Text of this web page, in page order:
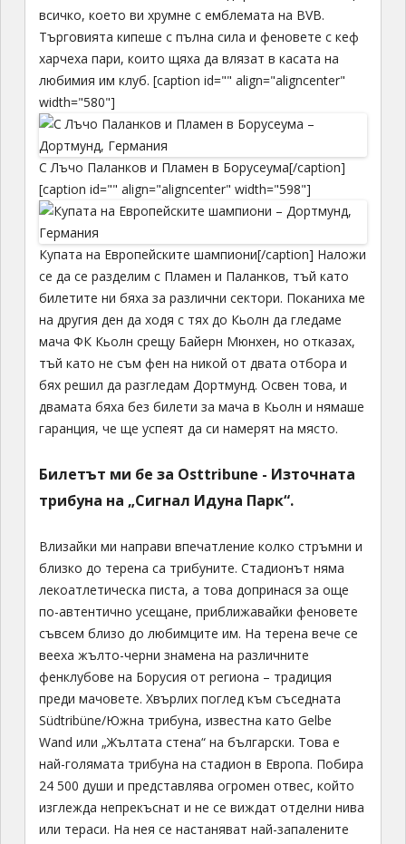
всичко, което ви хрумне с емблемата на BVB.
Търговията кипеше с пълна сила и феновете с кеф
харчеха пари, които щяха да влязат в касата на
любимия им клуб. [caption id="" align="aligncenter"
width="580"]
С Лъчо Паланков и Пламен в Борусеума[/caption]
[caption id="" align="aligncenter" width="598"]
Купата на Европейските шампиони[/caption] Наложи
се да се разделим с Пламен и Паланков, тъй като
билетите ни бяха за различни сектори. Поканиха ме
на другия ден да ходя с тях до Кьолн да гледаме
мача ФК Кьолн срещу Байерн Мюнхен, но отказах,
тъй като не съм фен на никой от двата отбора и
бях решил да разгледам Дортмунд. Освен това, и
двамата бяха без билети за мача в Кьолн и нямаше
гаранция, че ще успеят да си намерят на място.
Билетът ми бе за Osttribune - Източната
трибуна на „Сигнал Идуна Парк“.
Влизайки ми направи впечатление колко стръмни и
близко до терена са трибуните. Стадионът няма
лекоатлетическа писта, а това допринася за още
по-автентично усещане, приближавайки феновете
съвсем близо до любимците им. На терена вече се
вееха жълто-черни знамена на различните
фенклубове на Борусия от региона – традиция
преди мачовете. Хвърлих поглед към съседната
Südtribüne/Южна трибуна, известна като Gelbe
Wand или „Жълтата стена“ на български. Това е
най-голямата трибуна на стадион в Европа. Побира
24 500 души и представлява огромен отвес, който
изглежда непрекъснат и не се виждат отделни нива
или тераси. На нея се настаняват най-запалените